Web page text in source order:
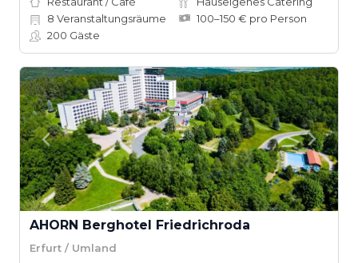
8 Veranstaltungsräume
100–150 € pro Person
200 Gäste
AHORN Berghotel Friedrichroda
Erfurt / Umland